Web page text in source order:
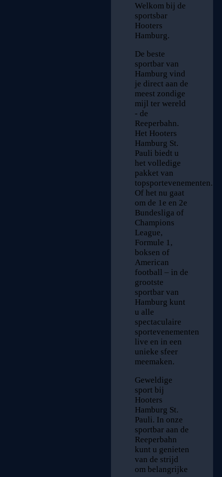
Welkom bij de
sportsbar
Hooters
Hamburg.
De beste
sportbar van
Hamburg vind
je direct aan de
meest zondige
mijl ter wereld
- de
Reeperbahn.
Het Hooters
Hamburg St.
Pauli biedt u
het volledige
pakket van
topsportevenementen.
Of het nu gaat
om de 1e en 2e
Bundesliga of
Champions
League,
Formule 1,
boksen of
American
football – in de
grootste
sportbar van
Hamburg kunt
u alle
spectaculaire
sportevenementen
live en in een
unieke sfeer
meemaken.
Geweldige
sport bij
Hooters
Hamburg St.
Pauli. In onze
sportbar aan de
Reeperbahn
kunt u genieten
van de strijd
om belangrijke